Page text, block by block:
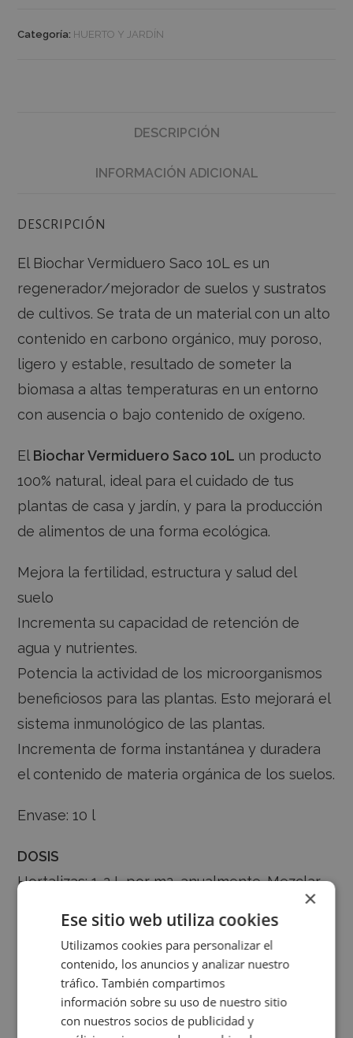
Categoría: HUERTO Y JARDÍN
DESCRIPCIÓN
INFORMACIÓN ADICIONAL
DESCRIPCIÓN
El Biochar Vermiduero Saco 10L es un
regenerador/mejorador de suelos y sustratos
de cultivos. Se trata de un material con un alto
contenido en carbono orgánico, muy poroso,
ligero y estable, resultado de someter la
biomasa a altas temperaturas en un entorno
con ausencia o bajo contenido de oxígeno.
El Biochar Vermiduero Saco 10L un producto
100% natural, ideal para el cuidado de tus
plantas de casa y jardín, y para la producción
de alimentos de una forma ecológica.
Mejora la fertilidad, estructura y salud del
suelo
Incrementa su capacidad de retención de
agua y nutrientes.
Potencia la actividad de los microorganismos
beneficiosos para las plantas. Esto mejorará el
sistema inmunológico de las plantas.
Incrementa de forma instantánea y duradera
el contenido de materia orgánica de los suelos.
Envase: 10 l
DOSIS
Hortalizas: 1-2 L por m2, anualmente. Mezclar
con compost, humus de lombriz o estiércol al
Semilleros: mezclar un 15-20% de biochar con
el sustrato
Plantas ornamentales:
Nueva plantación: 20% biochar – 80% de
×
Ese sitio web utiliza cookies
Utilizamos cookies para personalizar el
contenido, los anuncios y analizar nuestro
tráfico. También compartimos
información sobre su uso de nuestro sitio
con nuestros socios de publicidad y